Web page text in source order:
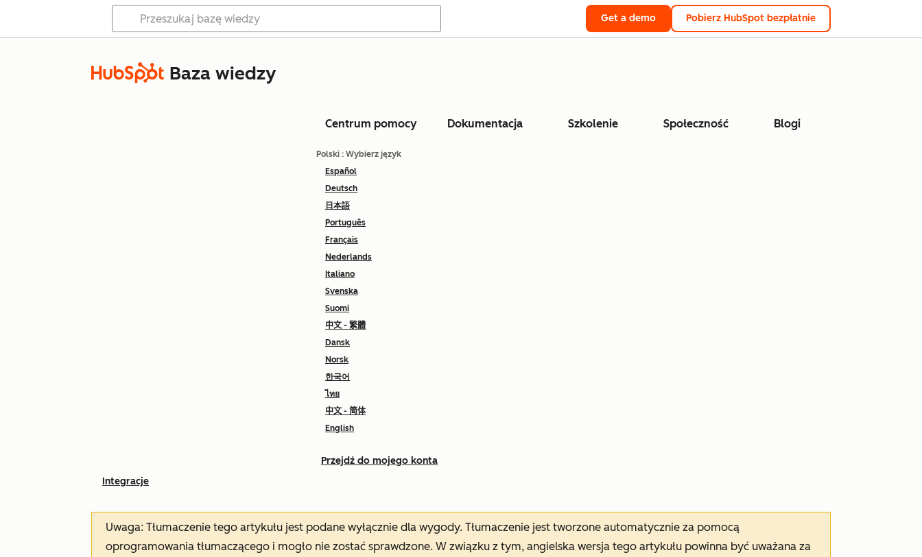
Get a demo Pobierz HubSpot bezpłatnie
Baza wiedzy
Centrum pomocy Dokumentacja Szkolenie Społeczność Blogi
Polski : Wybierz język
Español
Deutsch
日本語
Português
Français
Nederlands
Italiano
Svenska
Suomi
中文 - 繁體
Dansk
Norsk
한국어
ไทย
中文 - 简体
English
Przejdź do mojego konta
Integracje
Uwaga: Tłumaczenie tego artykułu jest podane wyłącznie dla wygody. Tłumaczenie jest tworzone automatycznie za pomocą
oprogramowania tłumaczącego i mogło nie zostać sprawdzone. W związku z tym, angielska wersja tego artykułu powinna być uważana za